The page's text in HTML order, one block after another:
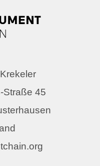
Straße 45